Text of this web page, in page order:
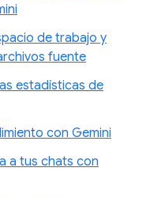
de trabajo y
fuente
estadísticas de
con Gemini
a tus chats con